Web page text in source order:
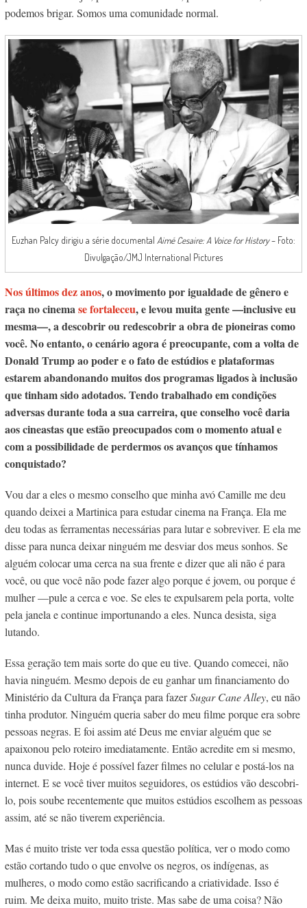
podemos brigar. Somos uma comunidade normal.
Euzhan Palcy dirigiu a série documental Aimé Cesaire: A Voice for History– Foto:
Divulgação/JMJ International Pictures
Nos últimos dez anos, o movimento por igualdade de gênero e
raça no cinemase fortaleceu, e levou muita gente —inclusive eu
mesma—, a descobrir ou redescobrir a obra de pioneiras como
você. No entanto, o cenário agora é preocupante, com a volta de
Donald Trump ao poder e o fato de estúdios e plataformas
estarem abandonando muitos dos programas ligados à inclusão
que tinham sido adotados. Tendo trabalhado em condições
adversas durante toda a sua carreira, que conselho você daria
aos cineastas que estão preocupados com o momento atual e
com a possibilidade de perdermos os avanços que tínhamos
conquistado?
Vou dar a eles o mesmo conselho que minha avó Camille me deu
quando deixei a Martinica para estudar cinema na França. Ela me
deu todas as ferramentas necessárias para lutar e sobreviver. E ela me
disse para nunca deixar ninguém me desviar dos meus sonhos. Se
alguém colocar uma cerca na sua frente e dizer que ali não é para
você, ou que você não pode fazer algo porque é jovem, ou porque é
mulher —pule a cerca e voe. Se eles te expulsarem pela porta, volte
pela janela e continue importunando a eles. Nunca desista, siga
lutando.
Essa geração tem mais sorte do que eu tive. Quando comecei, não
havia ninguém. Mesmo depois de eu ganhar um financiamento do
Ministério da Cultura da França para fazerSugar Cane Alley, eu não
tinha produtor. Ninguém queria saber do meu filme porque era sobre
pessoas negras. E foi assim até Deus me enviar alguém que se
apaixonou pelo roteiro imediatamente. Então acredite em si mesmo,
nunca duvide. Hoje é possível fazer filmes no celular e postá-los na
internet. E se você tiver muitos seguidores, os estúdios vão descobri-
lo, pois soube recentemente que muitos estúdios escolhem as pessoas
assim, até se não tiverem experiência.
Mas é muito triste ver toda essa questão política, ver o modo como
estão cortando tudo o que envolve os negros, os indígenas, as
mulheres, o modo como estão sacrificando a criatividade. Isso é
ruim. Me deixa muito, muito triste. Mas sabe de uma coisa? Não